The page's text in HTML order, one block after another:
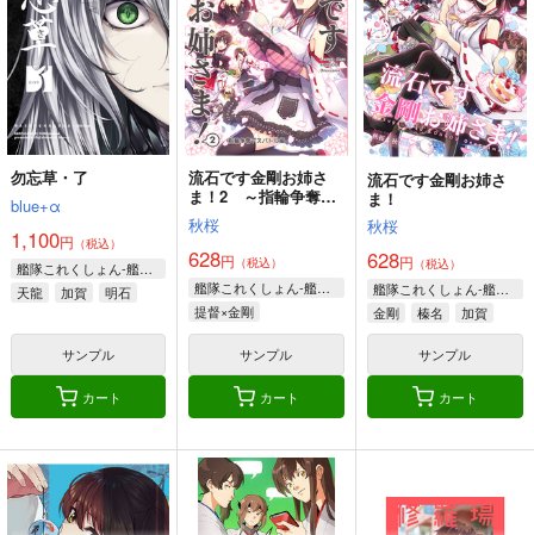
金髪艦隊への道
MANMADE-S
660円 （税込）
サンプル
カート
私の母港執務室～大和
と武蔵編～
月望
専売 220円
艦隊これくしょん-艦これ-
サンプル
カート
改
あ～だこ～だ
220円（税込）
艦隊これくしょん-艦これ-
島風
伊58
暁、響、雷、電
カート
加賀さんは開発に失敗
しました 改ニ
よつみわーくす
660 （税込）
加賀
ヲ級
サンプル
カート
加賀さんは開発に失敗
しました 改
よつみわーくす
660 （税込）
加賀
サンプル
カート
加賀さんは開発に失敗
しました
よつみわーくす
660円（税込）
加賀
カート
660円 （税込）
加賀
サンプル
作品詳細
660円（税込）
加賀
サンプル
作品詳細
660円（税込）
加賀
サンプル
作品詳細
加賀さんは開発に失敗
しました 改五
よつみわーくす
加賀さんは開発に失敗
しました改九
よつみわーくす
加賀さんは開発に失敗
よつみわーくす
勿忘草・了
blue+α
1,100円 （税込）
艦隊これくしょん-艦これ-
天龍
加賀 明石
サンプル
カート
流石です金剛お姉さ
ま！2 ～指輪争奪デ
スバトル編～
秋桜
628円 （税込）
艦隊これくしょん-艦これ-
提督×金剛
サンプル
カート
流石です金剛お姉さ
ま！
秋桜
628円 （税込）
艦隊これくしょん-艦これ-
金剛
榛名 加賀
サンプル
カート